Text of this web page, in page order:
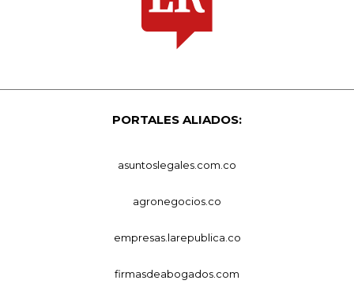
PORTALES ALIADOS:
asuntoslegales.com.co
agronegocios.co
empresas.larepublica.co
firmasdeabogados.com